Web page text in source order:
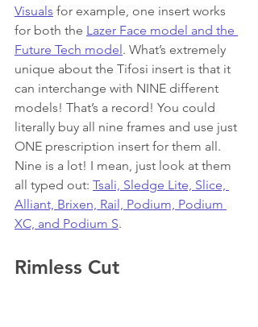
Visuals for example, one insert works
for both the Lazer Face model and the
Future Tech model. What’s extremely
unique about the Tifosi insert is that it
can interchange with NINE different
models! That’s a record! You could
literally buy all nine frames and use just
ONE prescription insert for them all.
Nine is a lot! I mean, just look at them
all typed out: Tsali, Sledge Lite, Slice,
Alliant, Brixen, Rail, Podium, Podium
XC, and Podium S.
Rimless Cut